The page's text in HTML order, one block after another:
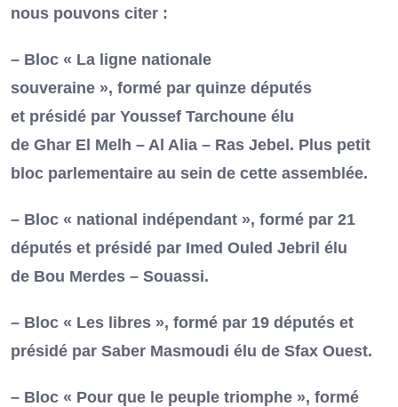
nous pouvons citer :
– Bloc « La ligne nationale
souveraine », formé par quinze députés
et présidé par Youssef Tarchoune élu
de Ghar El Melh – Al Alia – Ras Jebel. Plus petit
bloc parlementaire au sein de cette assemblée.
– Bloc « national indépendant », formé par 21
députés et présidé par Imed Ouled Jebril élu
de Bou Merdes – Souassi.
– Bloc « Les libres », formé par 19 députés et
présidé par Saber Masmoudi élu de Sfax Ouest.
– Bloc « Pour que le peuple triomphe », formé